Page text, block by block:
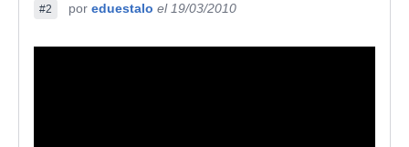
#2 por eduestalo el 19/03/2010